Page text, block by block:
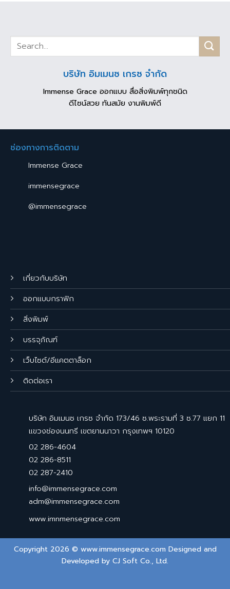
บริษัท อิมเมนซ เกรซ จำกัด
Immense Grace ออกแบบ สื่อสิ่งพิมพ์ทุกชนิด
ดีไซน์สวย ทันสมัย งานพิมพ์ดี
เกี่ยวกับบริษัท
ออกแบบกราฟิก
สิ่งพิมพ์
บรรจุภัณฑ์
เว็บไซต์/อีแคตตาล็อก
ติดต่อเรา
บริษัท อิมเมนซ เกรซ จำกัด 173/46 ซ.พระรามที่ 3 ซ.77 แยก 11
แขวงช่องนนทรี เขตยานนาวา กรุงเทพฯ 10120
02 286-4604
02 286-8511
02 287-2410
info@immensegrace.com
adm@immensegrace.com
www.imnmensegrace.com
ช่องทางการติดตาม
Immense Grace
immensegrace
@immensegrace
Copyright 2026 © www.immensegrace.com Designed and
Developed by CJ Soft Co., Ltd.